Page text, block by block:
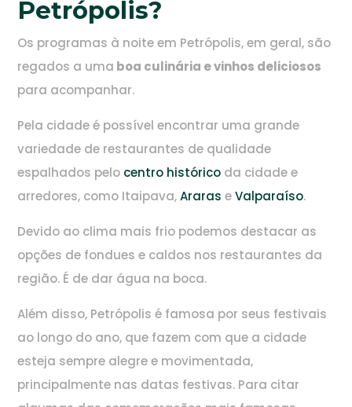
Petrópolis?
Os programas à noite em Petrópolis, em geral, são
regados a uma boa culinária e vinhos deliciosos
para acompanhar.
Pela cidade é possível encontrar uma grande
variedade de restaurantes de qualidade
espalhados pelo centro histórico da cidade e
arredores, como Itaipava,Araras eValparaíso.
Devido ao clima mais frio podemos destacar as
opções de fondues e caldos nos restaurantes da
região. É de dar água na boca.
Além disso, Petrópolis é famosa por seus festivais
ao longo do ano, que fazem com que a cidade
esteja sempre alegre e movimentada,
principalmente nas datas festivas. Para citar